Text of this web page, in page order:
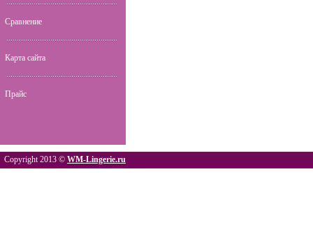
Сравнение
Карта сайта
Прайс
Copyright 2013 © WM-Lingerie.ru